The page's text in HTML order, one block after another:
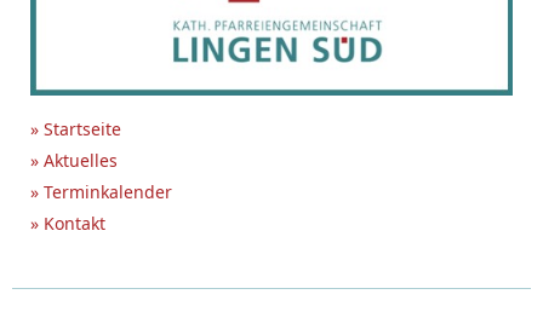
» Startseite
» Aktuelles
» Terminkalender
» Kontakt